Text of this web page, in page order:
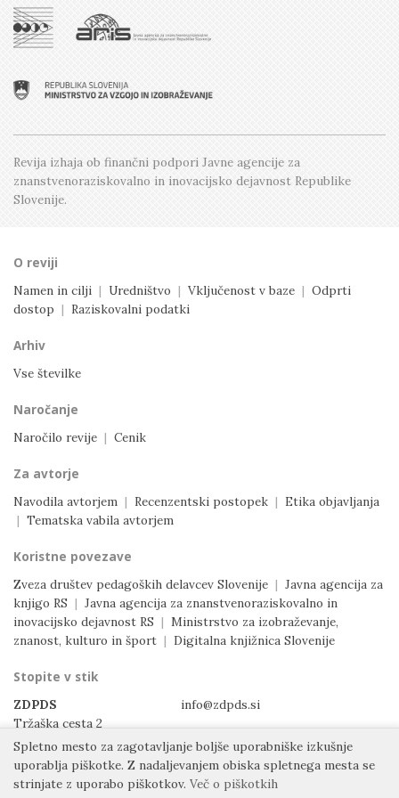
Številka 2, April
Številka 1, Februar
Številka 4, Oktober
Številka 3, Junij
Številka 1, Februar
Revija izhaja ob finančni podpori Javne agencije za
znanstvenoraziskovalno in inovacijsko dejavnost Republike
Slovenije.
O reviji
Namen in cilji | Uredništvo | Vključenost v baze | Odprti
dostop | Raziskovalni podatki
Arhiv
Vse številke
Naročanje
Naročilo revije | Cenik
Za avtorje
Navodila avtorjem | Recenzentski postopek | Etika objavljanja
| Tematska vabila avtorjem
Koristne povezave
Zveza društev pedagoških delavcev Slovenije | Javna agencija za
knjigo RS | Javna agencija za znanstvenoraziskovalno in
inovacijsko dejavnost RS | Ministrstvo za izobraževanje,
znanost, kulturo in šport | Digitalna knjižnica Slovenije
Stopite v stik
ZDPDS
Tržaška cesta 2
1000 Ljubljana
Slovenija
info@zdpds.si
Spletno mesto za zagotavljanje boljše uporabniške izkušnje
uporablja piškotke. Z nadaljevanjem obiska spletnega mesta se
strinjate z uporabo piškotkov. Več o piškotkih